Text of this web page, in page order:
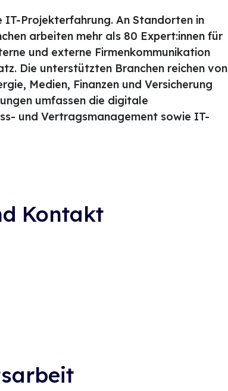
Projekterfahrung. An Standorten in
arbeiten mehr als 80 Expert:innen für
und externe Firmenkommunikation
Die unterstützten Branchen reichen von
Medien, Finanzen und Versicherung
umfassen die digitale
und Vertragsmanagement sowie IT-
Kontakt